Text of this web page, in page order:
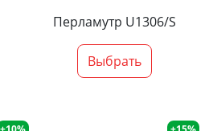
Перламутр U1306/S
Выбрать